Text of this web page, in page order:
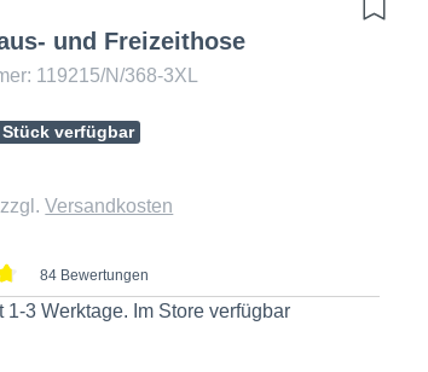
und Freizeithose
119215/N/368-3XL
verfügbar
zzgl.Versandkosten
Bewertung von 4.7 von 5 Sternen
84 Bewertungen
1-3 Werktage. Im Store verfügbar